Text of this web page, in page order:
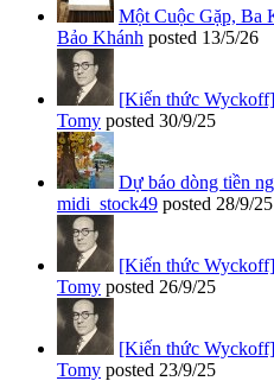
Một Cuộc Gặp, Ba
Bảo Khánh posted 13/5/26
[Kiến thức
Tomy posted 30/9/25
Dự báo dòng tiền
midi_stock49 posted 28/9/25
[Kiến thức
Tomy posted 26/9/25
[Kiến thức
Tomy posted 23/9/25